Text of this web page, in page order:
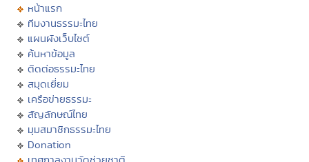
หน้าแรก
ทีมงานธรรมะไทย
แผนผังเว็บไซต์
ค้นหาข้อมูล
ติดต่อธรรมะไทย
สมุดเยี่ยม
เครือข่ายธรรมะ
สัญลักษณ์ไทย
มุมสมาชิกธรรมะไทย
Donation